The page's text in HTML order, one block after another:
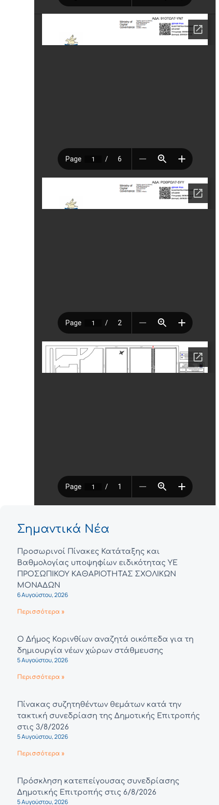
Σημαντικά Νέα
Προσωρινοί Πίνακες Κατάταξης και
Βαθμολογίας υποψηφίων ειδικότητας ΥΕ
ΠΡΟΣΩΠΙΚΟΥ ΚΑΘΑΡΙΟΤΗΤΑΣ ΣΧΟΛΙΚΩΝ
ΜΟΝΑΔΩΝ
6 Αυγούστου, 2026
Περισσότερα »
Ο Δήμος Κορινθίων αναζητά οικόπεδα για τη
δημιουργία νέων χώρων στάθμευσης
5 Αυγούστου, 2026
Περισσότερα »
Πίνακας συζητηθέντων θεμάτων κατά την
τακτική συνεδρίαση της Δημοτικής Επιτροπής
στις 3/8/2026
5 Αυγούστου, 2026
Περισσότερα »
Πρόσκληση κατεπείγουσας συνεδρίασης
Δημοτικής Επιτροπής στις 6/8/2026
5 Αυγούστου, 2026